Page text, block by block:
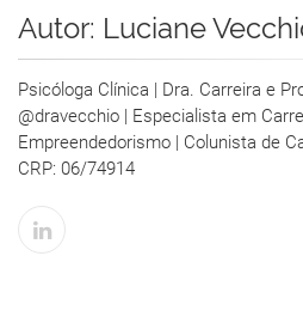
Autor: Luciane
Psicóloga Clínica | Dra. Carreira e
@dravecchio | Especialista em
Empreendedorismo | Colunista de
CRP: 06/74914